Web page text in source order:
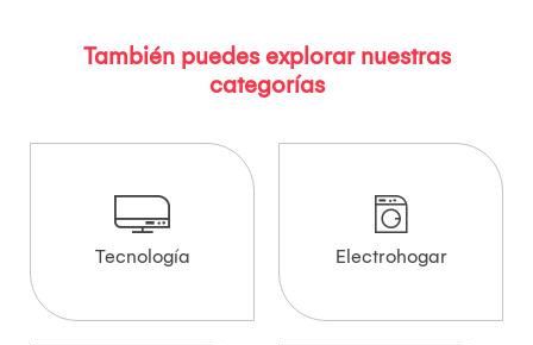
También puedes explorar nuestras
categorías
Tecnología Electrohogar